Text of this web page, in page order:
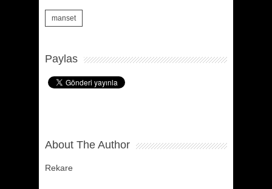
manset
Paylas
About The Author
Rekare